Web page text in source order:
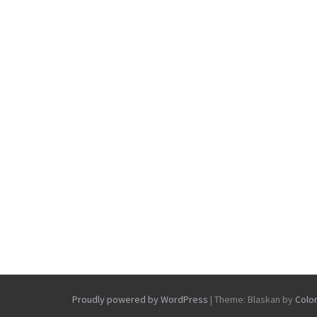
Proudly powered by WordPress | Theme: Blaskan by